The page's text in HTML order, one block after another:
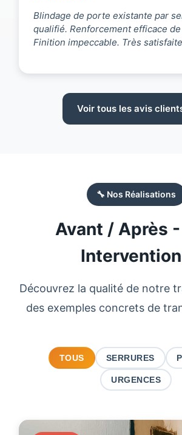
Blindage de porte existante par
qualifié. Renforcement efficace
Finition impeccable. Très
Voir tous les avis
🔧 Nos Réalisations
Avant / Après
Découvrez la qualité de notre
des exemples concrets de
TOUS SERRURES
URGENCES